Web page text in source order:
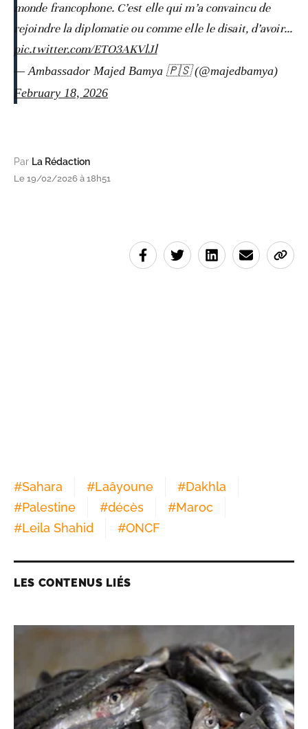
monde francophone. C’est elle qui m’a convaincu de
rejoindre la diplomatie ou comme elle le disait, d’avoir…
pic.twitter.com/ETO3AKVlJl
— Ambassador Majed Bamya 🇵🇸 (@majedbamya)
February 18, 2026
Par La Rédaction
Le 19/02/2026 à 18h51
#Sahara #Laâyoune #Dakhla
#Palestine #décès #Maroc
#Leila Shahid #ONCF
LES CONTENUS LIÉS